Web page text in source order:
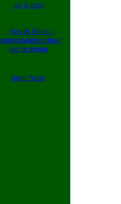
me is here
sun & moon
mehr Apps